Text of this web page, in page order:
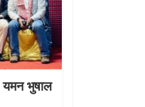
यमन भुषाल